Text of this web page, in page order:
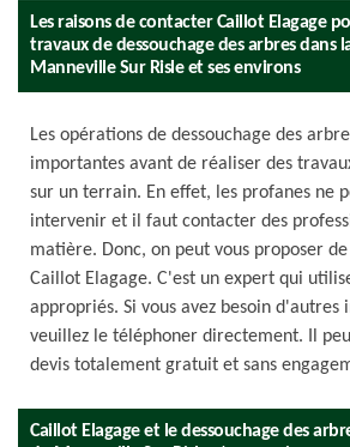
Les raisons de contacter Caillot Elagage
travaux de dessouchage des arbres dans
Manneville Sur Risle et ses environs
Les opérations de dessouchage des
importantes avant de réaliser des
sur un terrain. En effet, les profanes ne
intervenir et il faut contacter des
matière. Donc, on peut vous proposer
Caillot Elagage. C'est un expert qui
appropriés. Si vous avez besoin d'autres
veuillez le téléphoner directement. Il
devis totalement gratuit et sans
Caillot Elagage et le dessouchage des